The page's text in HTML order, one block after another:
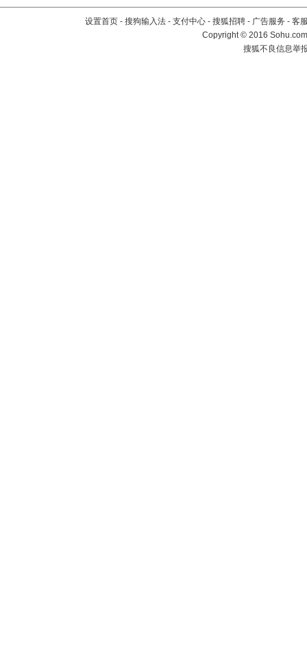
设置首页 - 搜狗输入法 - 支付中心 - 搜狐招聘 - 广告服务 - 客
Copyright©2016
搜狐不良信息举